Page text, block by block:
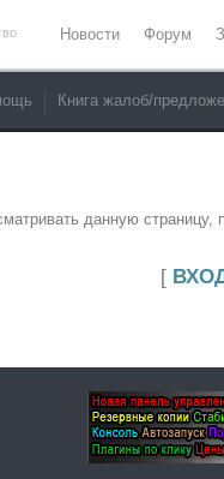
Новости Форум
Книга жалоб/
данную страницу,
[